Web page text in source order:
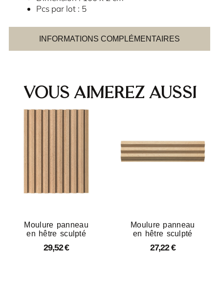
INFORMATIONS COMPLÉMENTAIRES
Pcs par lot : 5
Vous aimerez aussi
Moulure panneau
en hêtre sculpté
29,52€
Moulure panneau
en hêtre sculpté
27,22€